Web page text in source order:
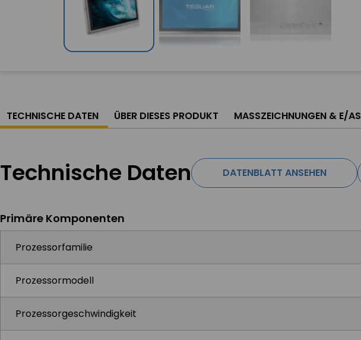
TECHNISCHE DATEN ÜBER DIESES PRODUKT MASSZEICHNUNGEN & E/AS
Technische Daten DATENBLATT ANSEHEN
Primäre Komponenten
Prozessorfamilie
Prozessormodell
Prozessorgeschwindigkeit